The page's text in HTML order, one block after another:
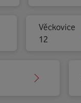
Věckovice
12